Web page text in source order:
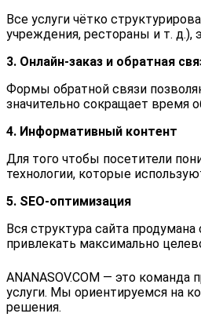
Все услуги чётко
учреждения, рестораны и т.
3. Онлайн‑заказ и обратная
Формы обратной связи
значительно сокращает время
4. Информативный контент
Для того чтобы посетители
технологии, которые
5. SEO‑оптимизация
Вся структура сайта
привлекать максимально
ANANASOV.COM — это
услуги. Мы ориентируемся на
решения.